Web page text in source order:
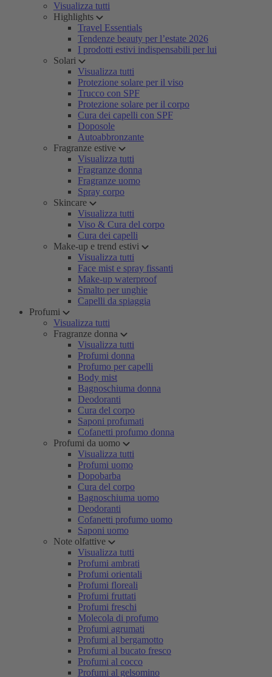
Visualizza tutti
Highlights
Travel Essentials
Tendenze beauty per l’estate 2026
I prodotti estivi indispensabili per lui
Solari
Visualizza tutti
Protezione solare per il viso
Trucco con SPF
Protezione solare per il corpo
Cura dei capelli con SPF
Doposole
Autoabbronzante
Fragranze estive
Visualizza tutti
Fragranze donna
Fragranze uomo
Spray corpo
Skincare
Visualizza tutti
Viso & Cura del corpo
Cura dei capelli
Make-up e trend estivi
Visualizza tutti
Face mist e spray fissanti
Make-up waterproof
Smalto per unghie
Capelli da spiaggia
Profumi
Visualizza tutti
Fragranze donna
Visualizza tutti
Profumi donna
Profumo per capelli
Body mist
Bagnoschiuma donna
Deodoranti
Cura del corpo
Saponi profumati
Cofanetti profumo donna
Profumi da uomo
Visualizza tutti
Profumi uomo
Dopobarba
Cura del corpo
Bagnoschiuma uomo
Deodoranti
Cofanetti profumo uomo
Saponi uomo
Note olfattive
Visualizza tutti
Profumi ambrati
Profumi orientali
Profumi floreali
Profumi fruttati
Profumi freschi
Molecola di profumo
Profumi agrumati
Profumi al bergamotto
Profumi al bucato fresco
Profumi al cocco
Profumi al gelsomino